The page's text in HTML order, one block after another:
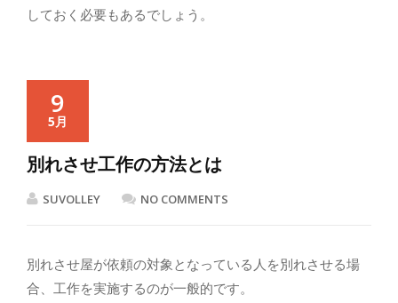
しておく必要もあるでしょう。
9
5月
別れさせ工作の方法とは
SUVOLLEY NO COMMENTS
別れさせ屋が依頼の対象となっている人を別れさせる場
合、工作を実施するのが一般的です。